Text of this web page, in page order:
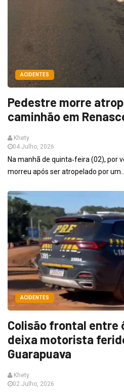
ACIDENTES
Pedestre morre
caminhão em
Khety
04 Julho, 2026
Na manhã de quinta‑feira (02), por
morreu após ser atropelado por um...
ACIDENTES
Colisão frontal entre
deixa motorista
Guarapuava
Khety
02 Julho, 2026